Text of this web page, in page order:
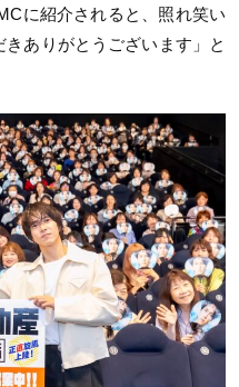
に紹介されると、照れ笑い
ありがとうございます」と